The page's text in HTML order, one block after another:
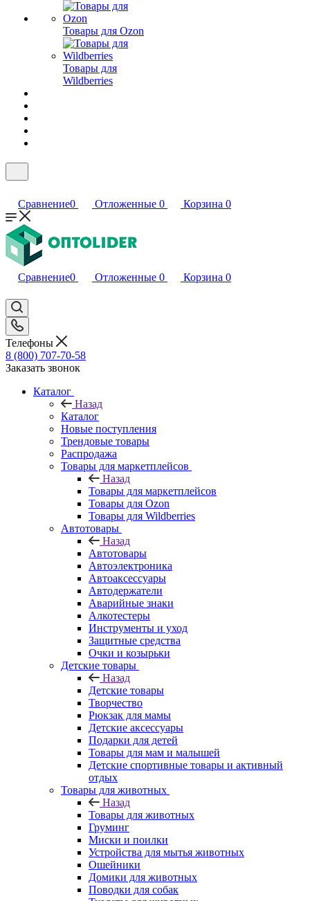
Товары для Ozon
Товары для
Wildberries
Сравнение0 Отложенные 0 Корзина 0
Сравнение0 Отложенные 0 Корзина 0
Телефоны
8 (800) 707-70-58
Заказать звонок
Каталог
Назад
Каталог
Новые поступления
Трендовые товары
Распродажа
Товары для маркетплейсов
Назад
Товары для маркетплейсов
Товары для Ozon
Товары для Wildberries
Автотовары
Назад
Автотовары
Автоэлектроника
Автоаксессуары
Автодержатели
Аварийные знаки
Алкотестеры
Инструменты и уход
Защитные средства
Очки и козырьки
Детские товары
Назад
Детские товары
Творчество
Рюкзак для мамы
Детские аксессуары
Подарки для детей
Товары для мам и малышей
Детские спортивные товары и активный
отдых
Товары для животных
Назад
Товары для животных
Груминг
Миски и поилки
Устройства для мытья животных
Ошейники
Домики для животных
Поводки для собак